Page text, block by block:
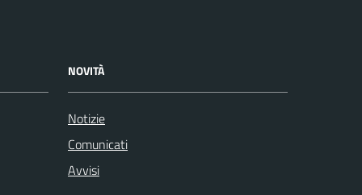
NOVITÀ
Notizie
Comunicati
Avvisi